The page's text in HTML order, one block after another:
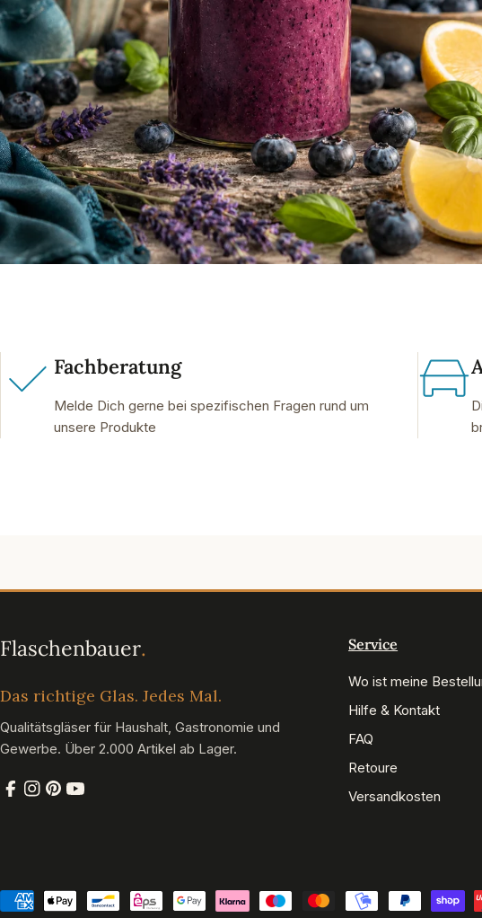
Fachberatung
Melde Dich gerne bei spezifischen Fragen rund um
unsere Produkte
Das richtige Glas. Jedes Mal.
Qualitätsgläser für Haushalt, Gastronomie und
Gewerbe. Über 2.000 Artikel ab Lager.
Facebook
Instagram
Pinterest
YouTube
Service
Wo ist meine
Hilfe & Kontakt
FAQ
Retoure
Versandkosten
Zahlungsmethoden